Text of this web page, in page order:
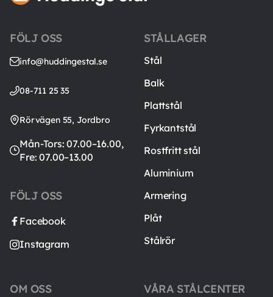
FÖLJ OSS
info@huddingestal.se
08-711 25 35
Rörvägen 55, Jordbro
Mån-Tors: 07.00–16.00,
Fre: 07.00–13.00
FÖLJ OSS
Facebook
Instagram
STÅLLAGER
Stål
Balk
Plattstål
Fyrkantstål
Rostfritt stål
Aluminium
Armering
Plåt
Stålrör
VÅRA STÅLCENTER
OM OSS